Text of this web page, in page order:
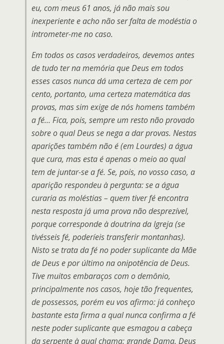
eu, com meus 61 anos, já não mais sou
inexperiente e acho não ser falta de modéstia o
intrometer-me no caso.
Em todos os casos verdadeiros, devemos antes
de tudo ter na memória que Deus em todos
esses casos nunca dá uma certeza de cem por
cento, portanto, uma certeza matemática das
provas, mas sim exige de nós homens também
a fé… Fica, pois, sempre um resto não provado
sobre o qual Deus se nega a dar provas. Nestas
aparições também não é (em Lourdes) a água
que cura, mas esta é apenas o meio ao qual
tem de juntar-se a fé. Se, pois, no vosso caso, a
aparição respondeu à pergunta: se a água
curaria as moléstias – quem tiver fé encontra
nesta resposta já uma prova não desprezível,
porque corresponde à doutrina da Igreja (se
tivésseis fé, poderíeis transferir montanhas).
Nisto se trata da fé no poder suplicante da Mãe
de Deus e por último na onipotência de Deus.
Tive muitos embaraços com o demônio,
principalmente nos casos, hoje tão frequentes,
de possessos, porém eu vos afirmo: já conheço
bastante esta firma a qual nunca confirma a fé
neste poder suplicante que esmagou a cabeça
da serpente à qual chama: grande Dama. Deus